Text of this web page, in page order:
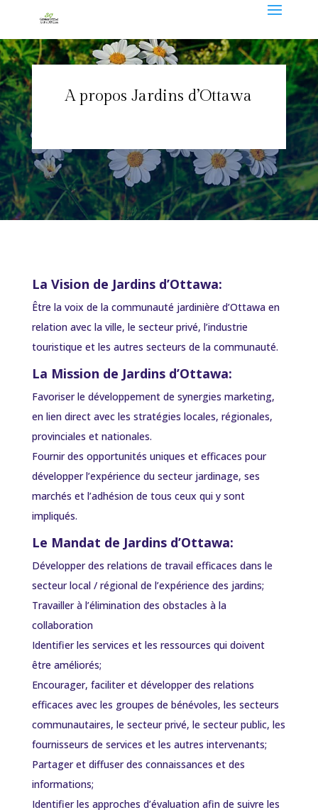
A propos Jardins d’Ottawa
La Vision de Jardins d’Ottawa:
Être la voix de la communauté jardinière d’Ottawa en
relation avec la ville, le secteur privé, l’industrie
touristique et les autres secteurs de la communauté.
La Mission de Jardins d’Ottawa:
Favoriser le développement de synergies marketing,
en lien direct avec les stratégies locales, régionales,
provinciales et nationales.
Fournir des opportunités uniques et efficaces pour
développer l’expérience du secteur jardinage, ses
marchés et l’adhésion de tous ceux qui y sont
impliqués.
Le Mandat de Jardins d’Ottawa:
Développer des relations de travail efficaces dans le
secteur local / régional de l’expérience des jardins;
Travailler à l’élimination des obstacles à la
collaboration
Identifier les services et les ressources qui doivent
être améliorés;
Encourager, faciliter et développer des relations
efficaces avec les groupes de bénévoles, les secteurs
communautaires, le secteur privé, le secteur public, les
fournisseurs de services et les autres intervenants;
Partager et diffuser des connaissances et des
informations;
Identifier les approches d’évaluation afin de suivre les